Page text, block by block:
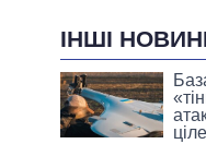
ІНШІ